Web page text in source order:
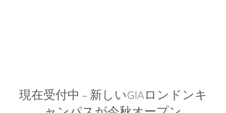
現在受付中 – 新しいGIAロンドンキ